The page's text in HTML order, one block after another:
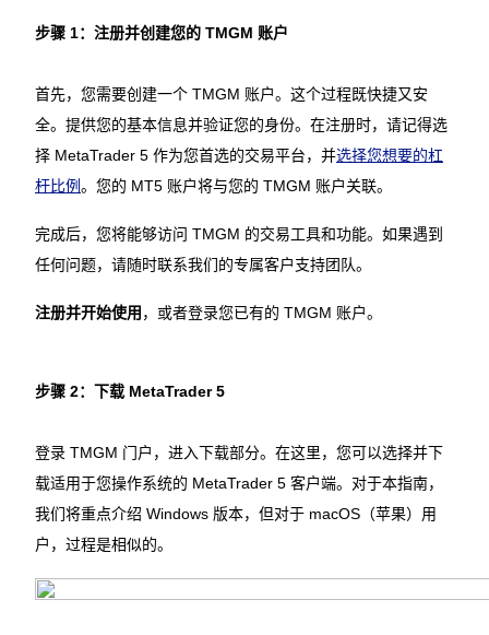
步骤 1：注册并创建您的 TMGM 账户
首先，您需要创建一个 TMGM 账户。这个过程既快捷又安
全。提供您的基本信息并验证您的身份。在注册时，请记得选
择 MetaTrader 5 作为您首选的交易平台，并选择您想要的杠
杆比例。您的 MT5 账户将与您的 TMGM 账户关联。
完成后，您将能够访问 TMGM 的交易工具和功能。如果遇到
任何问题，请随时联系我们的专属客户支持团队。
注册并开始使用 ，或者登录您已有的 TMGM 账户。
步骤 2：下载 MetaTrader 5
登录 TMGM 门户，进入下载部分。在这里，您可以选择并下
载适用于您操作系统的 MetaTrader 5 客户端。对于本指南，
我们将重点介绍 Windows 版本，但对于 macOS（苹果）用
户，过程是相似的。